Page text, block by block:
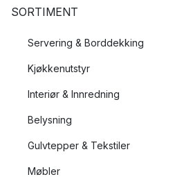
SORTIMENT
Servering & Borddekking
Kjøkkenutstyr
Interiør & Innredning
Belysning
Gulvtepper & Tekstiler
Møbler